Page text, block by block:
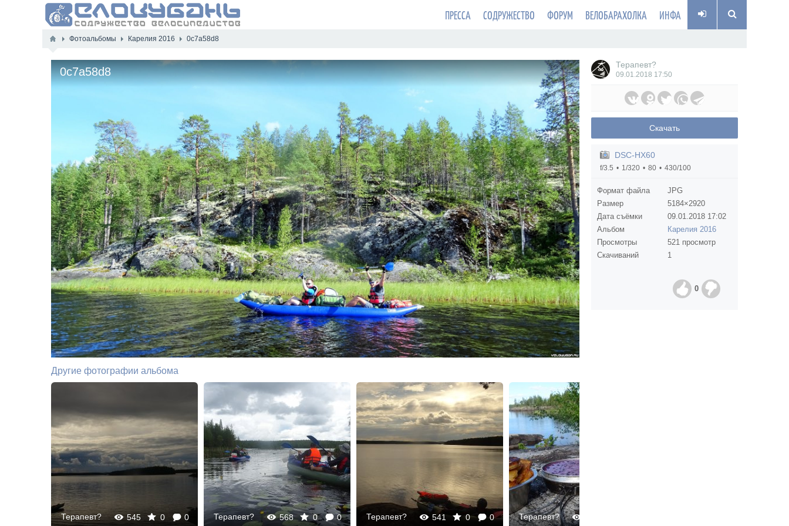
ПРЕССА СОДРУЖЕСТВО ФОРУМ ВЕЛОБАРАХОЛКА ИНФА
Фотоальбомы Карелия 2016 0c7a58d8
0c7a58d8
Другие фотографии альбома
545 0 0
Терапевт? 568 0 0
Терапевт? 541 0 0
Терапевт? Терапевт?
Терапевт?
09.01.2018 17:50
Скачать
DSC-HX60
f/3.5 1/320 80 430/100
Формат файла
JPG
Размер
5184×2920
Дата съёмки
09.01.2018 17:02
Альбом
Карелия 2016
Просмотры
521 просмотр
Скачиваний
1
0